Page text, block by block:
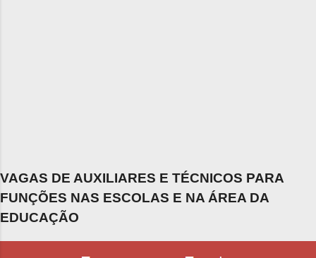
VAGAS DE AUXILIARES E TÉCNICOS PARA
FUNÇÕES NAS ESCOLAS E NA ÁREA DA
EDUCAÇÃO